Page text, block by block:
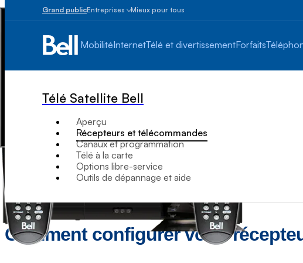
Grand publicEntreprises
entreprises
100
Moyennes
grandes
Plus
de
100
employés
Mieux pour tous
MobilitéInternetTélé et divertissementForfaits
Télé Satellite Bell
Aperçu
Récepteurs et télécommandes
Canaux et programmation
Télé à la carte
Options libre-service
Outils de dépannage et aide
Comment configurer votre